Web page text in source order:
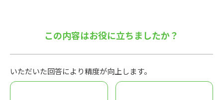
この内容はお役に立ちましたか？
いただいた回答により精度が向上します。